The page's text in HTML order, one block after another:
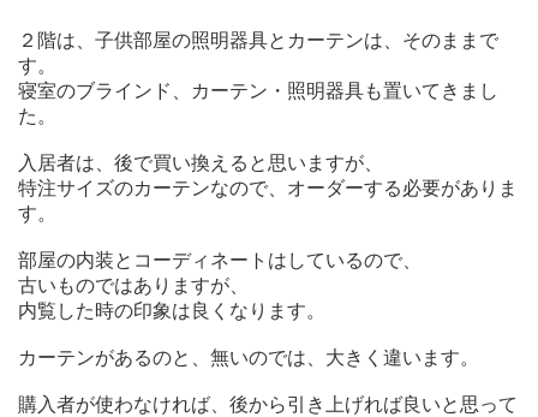
２階は、子供部屋の照明器具とカーテンは、そのままで
す。
寝室のブラインド、カーテン・照明器具も置いてきまし
た。
入居者は、後で買い換えると思いますが、
特注サイズのカーテンなので、オーダーする必要がありま
す。
部屋の内装とコーディネートはしているので、
古いものではありますが、
内覧した時の印象は良くなります。
カーテンがあるのと、無いのでは、大きく違います。
購入者が使わなければ、後から引き上げれば良いと思って